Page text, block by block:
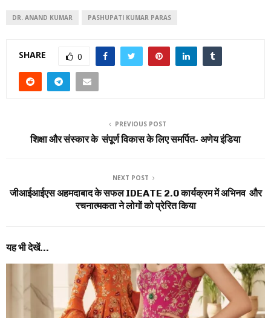
DR. ANAND KUMAR PASHUPATI KUMAR PARAS
SHARE 0
PREVIOUS POST
शिक्षा और संस्कार के संपूर्ण विकास के लिए समर्पित- अणेय इंडिया
NEXT POST
जीआईआईएस अहमदाबाद के सफल IDEATE 2.0 कार्यक्रम में अभिनव और
रचनात्मकता ने लोगों को प्रेरित किया
यह भी देखें...